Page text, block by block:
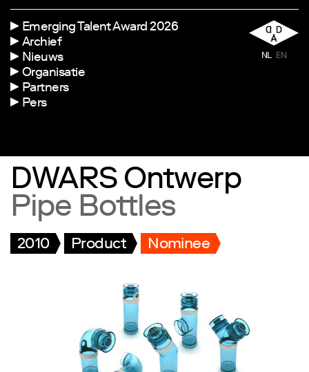
Emerging Talent Award 2026
Archief
Nieuws
Organisatie
Partners
Pers
NL EN
DWARS Ontwerp
Pipe Bottles
2010 Product Nominee